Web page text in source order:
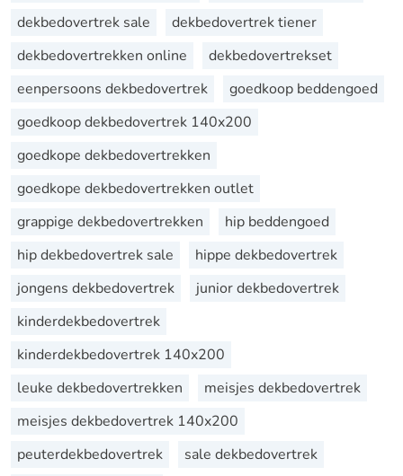
dekbedovertrek sale
dekbedovertrek tiener
dekbedovertrekken online
dekbedovertrekset
eenpersoons dekbedovertrek
goedkoop beddengoed
goedkoop dekbedovertrek 140x200
goedkope dekbedovertrekken
goedkope dekbedovertrekken outlet
grappige dekbedovertrekken
hip beddengoed
hip dekbedovertrek sale
hippe dekbedovertrek
jongens dekbedovertrek
junior dekbedovertrek
kinderdekbedovertrek
kinderdekbedovertrek 140x200
leuke dekbedovertrekken
meisjes dekbedovertrek
meisjes dekbedovertrek 140x200
peuterdekbedovertrek
sale dekbedovertrek